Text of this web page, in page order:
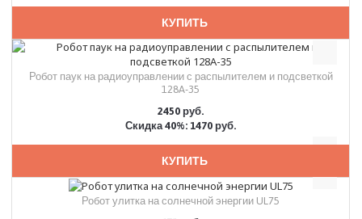
КУПИТЬ
Робот паук на радиоуправлении с распылителем и подсветкой
128A-35
2450 руб.
Скидка 40%: 1470 руб.
КУПИТЬ
Робот улитка на солнечной энергии UL75